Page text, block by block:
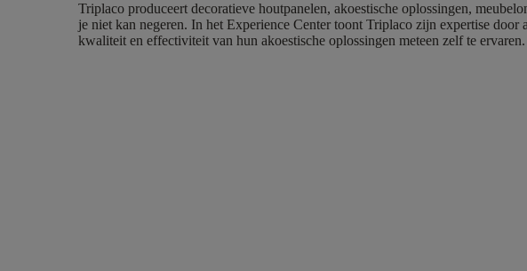
Triplaco produceert decoratieve houtpanelen, akoestische oplossingen,
je niet kan negeren. In het Experience Center toont Triplaco zijn expertise
kwaliteit en effectiviteit van hun akoestische oplossingen meteen zelf te ervaren.